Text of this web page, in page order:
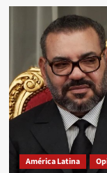
América Latina